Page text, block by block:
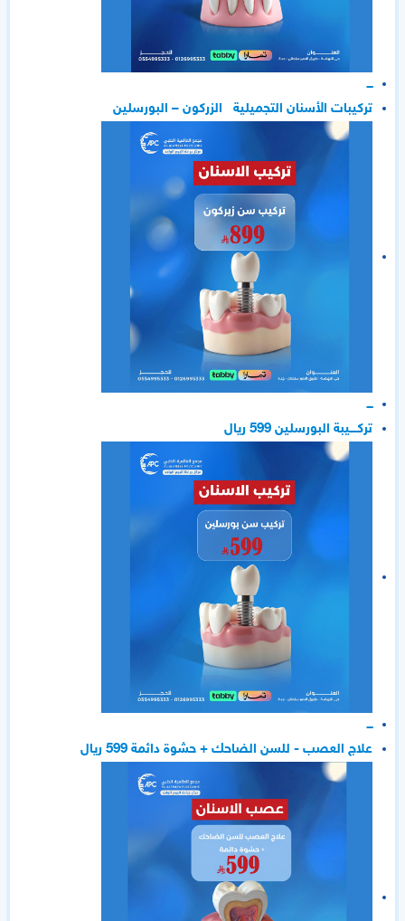
ـــ
تركيبات الأسنان التجميلية الزركون – البورسلين
ـــ
تركــــيبة البورسلين 599 ريال
ـــ
علاج العصب - للسن الضاحك + حشوة دائمة 599 ريال